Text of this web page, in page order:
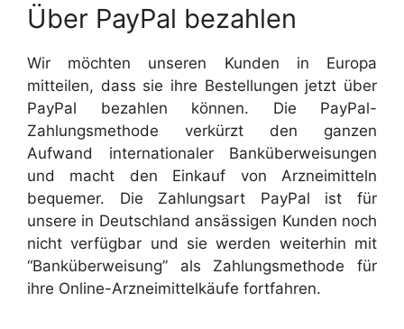
Über PayPal bezahlen
Wir möchten unseren Kunden in Europa
mitteilen, dass sie ihre Bestellungen jetzt über
PayPal bezahlen können. Die PayPal-
Zahlungsmethode verkürzt den ganzen
Aufwand internationaler Banküberweisungen
und macht den Einkauf von Arzneimitteln
bequemer. Die Zahlungsart PayPal ist für
unsere in Deutschland ansässigen Kunden noch
nicht verfügbar und sie werden weiterhin mit
“Banküberweisung” als Zahlungsmethode für
ihre Online-Arzneimittelkäufe fortfahren.